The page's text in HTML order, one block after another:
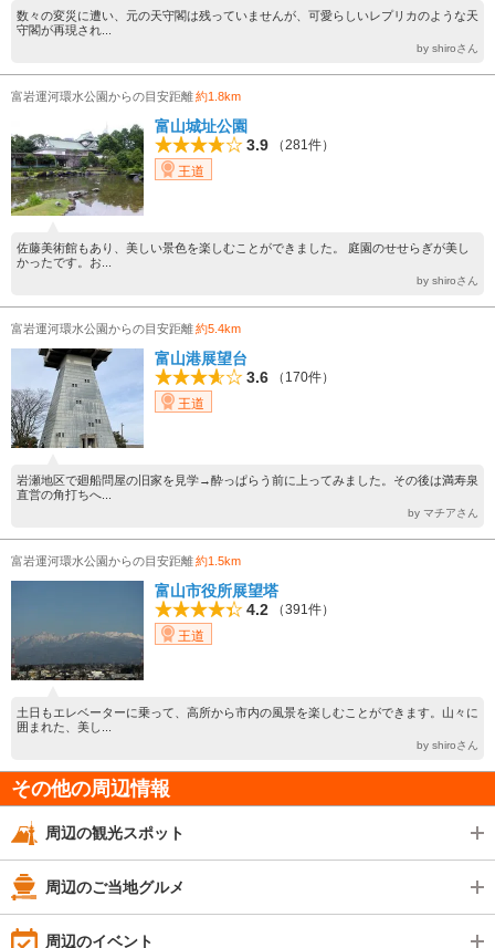
数々の変災に遭い、元の天守閣は残っていませんが、可愛らしいレプリカのような天
守閣が再現され...
by shiroさん
富岩運河環水公園からの目安距離約1.8km
富山城址公園
3.9
（281件）
王道
佐藤美術館もあり、美しい景色を楽しむことができました。 庭園のせせらぎが美し
かったです。お...
by shiroさん
富岩運河環水公園からの目安距離約5.4km
富山港展望台
3.6
（170件）
王道
岩瀬地区で廻船問屋の旧家を見学→酔っぱらう前に上ってみました。その後は満寿泉
直営の角打ちへ...
by マチアさん
富岩運河環水公園からの目安距離約1.5km
富山市役所展望塔
4.2
（391件）
王道
土日もエレベーターに乗って、高所から市内の風景を楽しむことができます。山々に
囲まれた、美し...
by shiroさん
その他の周辺情報
周辺の観光スポット
周辺のご当地グルメ
周辺のイベント